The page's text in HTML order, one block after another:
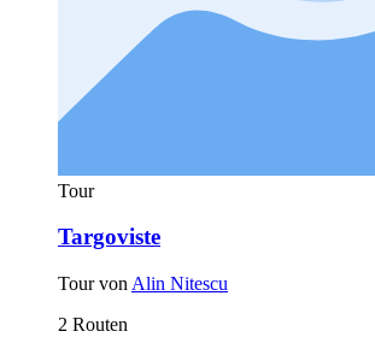
Tour
Targoviste
Tour von Alin Nitescu
2 Routen